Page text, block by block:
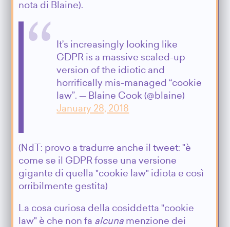
nota di Blaine).
It’s increasingly looking like
GDPR is a massive scaled-up
version of the idiotic and
horrifically mis-managed “cookie
law”. — Blaine Cook (@blaine)
January 28, 2018
(NdT: provo a tradurre anche il tweet: "è
come se il GDPR fosse una versione
gigante di quella "cookie law" idiota e così
orribilmente gestita)
La cosa curiosa della cosiddetta "cookie
law" è che non fa alcuna menzione dei